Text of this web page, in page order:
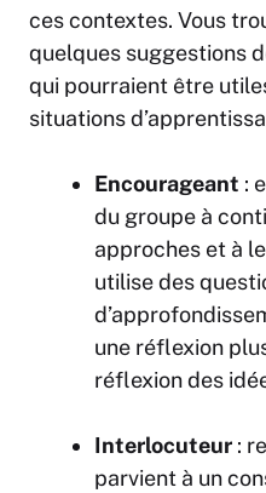
ces contextes. Vous
quelques suggestions
qui pourraient être
situations
Encourageant :
du groupe à
approches et à
utilise des
une réflexion
réflexion des
Interlocuteur :
parvient à un